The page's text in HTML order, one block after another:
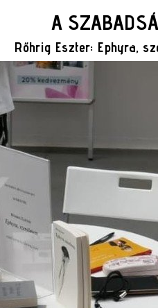
A
Rőhrig Eszter: Ephyra,